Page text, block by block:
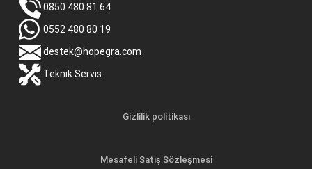
0850 480 81 64
0552 480 80 19
destek@hopegra.com
Teknik Servis
Gizlilik politikası
Mesafeli Satış Sözleşmesi